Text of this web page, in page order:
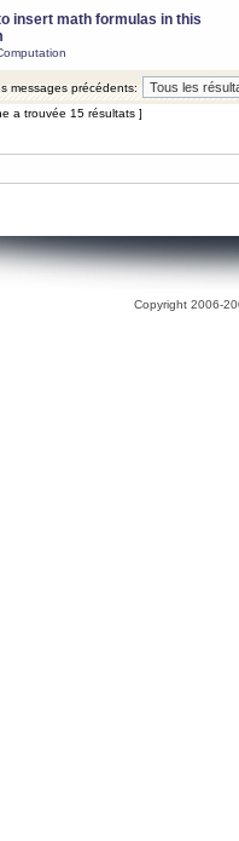
insert math formulas in this
messages précédents:
a trouvée 15 résultats ]
Copyright 2006-